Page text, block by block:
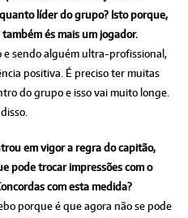
líder do grupo? Isto porque,
és mais um jogador.
e sendo alguém ultra-profissional,
positiva. É preciso ter muitas
do grupo e isso vai muito longe.
em vigor a regra do capitão,
pode trocar impressões com o
com esta medida?
porque é que agora não se pode